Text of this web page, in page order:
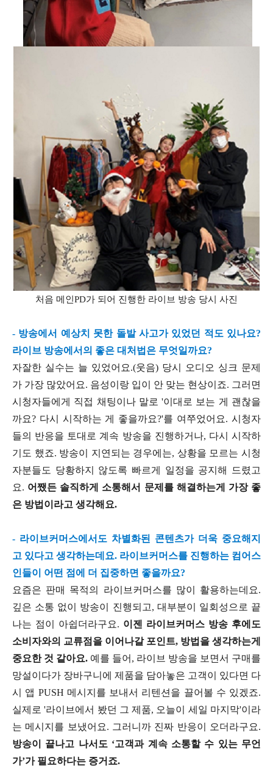
처음 메인PD가 되어 진행한 라이브 방송 당시 사진
- 방송에서 예상치 못한 돌발 사고가 있었던 적도 있나요?
라이브 방송에서의 좋은 대처법은 무엇일까요?
자잘한 실수는 늘 있었어요.(웃음) 당시 오디오 싱크 문제
가 가장 많았어요. 음성이랑 입이 안 맞는 현상이죠. 그러면
시청자들에게 직접 채팅이나 말로 '이대로 보는 게 괜찮을
까요? 다시 시작하는 게 좋을까요?'를 여쭈었어요. 시청자
들의 반응을 토대로 계속 방송을 진행하거나, 다시 시작하
기도 했죠. 방송이 지연되는 경우에는, 상황을 모르는 시청
자분들도 당황하지 않도록 빠르게 일정을 공지해 드렸고
요. 어쨌든 솔직하게 소통해서 문제를 해결하는게 가장 좋
은 방법이라고 생각해요.
- 라이브커머스에서도 차별화된 콘텐츠가 더욱 중요해지
고 있다고 생각하는데요. 라이브커머스를 진행하는 컴어스
인들이 어떤 점에 더 집중하면 좋을까요?
요즘은 판매 목적의 라이브커머스를 많이 활용하는데요.
깊은 소통 없이 방송이 진행되고, 대부분이 일회성으로 끝
나는 점이 아쉽더라구요. 이젠 라이브커머스 방송 후에도
소비자와의 교류점을 이어나갈 포인트, 방법을 생각하는게
중요한 것 같아요. 예를 들어, 라이브 방송을 보면서 구매를
망설이다가 장바구니에 제품을 담아놓은 고객이 있다면 다
시 앱 PUSH 메시지를 보내서 리텐션을 끌어볼 수 있겠죠.
실제로 '라이브에서 봤던 그 제품, 오늘이 세일 마지막'이라
는 메시지를 보냈어요. 그러니까 진짜 반응이 오더라구요.
방송이 끝나고 나서도 ‘고객과 계속 소통할 수 있는 무언
가’가 필요하다는 증거죠.